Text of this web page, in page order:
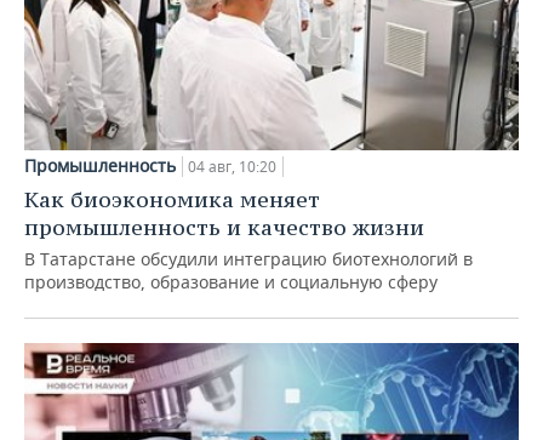
Промышленность 04 авг, 10:20
Как биоэкономика меняет
промышленность и качество жизни
В Татарстане обсудили интеграцию биотехнологий в
производство, образование и социальную сферу